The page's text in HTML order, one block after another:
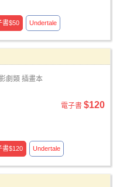
書$50 Undertale
劇類 插畫本
電子書 $120
書$120 Undertale